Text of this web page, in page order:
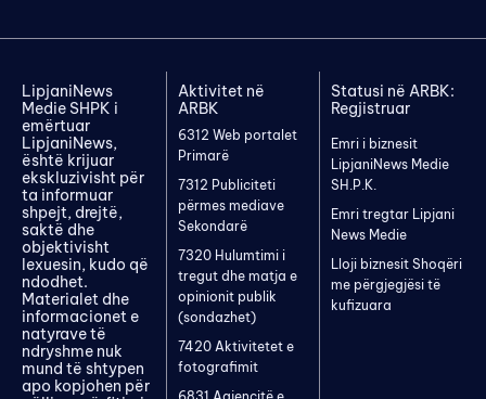
LipjaniNews
Medie SHPK i
emërtuar
LipjaniNews,
është krijuar
ekskluzivisht për
ta informuar
shpejt, drejtë,
saktë dhe
objektivisht
lexuesin, kudo që
ndodhet.
Materialet dhe
informacionet e
natyrave të
ndryshme nuk
mund të shtypen
apo kopjohen për
Aktivitet në
ARBK
6312 Web portalet
Primarë
7312 Publiciteti
përmes mediave
Sekondarë
7320 Hulumtimi i
tregut dhe matja e
opinionit publik
(sondazhet)
7420 Aktivitetet e
fotografimit
Statusi në ARBK:
Regjistruar
Emri i biznesit
LipjaniNews Medie
SH.P.K.
Emri tregtar Lipjani
News Medie
Lloji biznesit Shoqëri
me përgjegjësi të
kufizuara